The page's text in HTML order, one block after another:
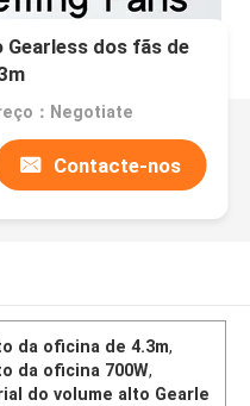
Gearless dos fãs de
：Negotiate
Contacte-nos
da oficina de 4.3m,
da oficina 700W,
do volume alto Gearle